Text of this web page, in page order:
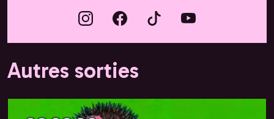
Autres sorties